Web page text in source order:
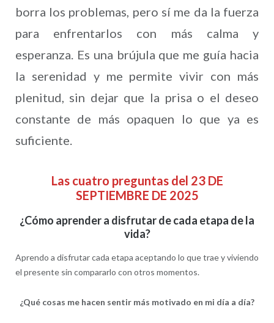
borra los problemas, pero sí me da la fuerza
para enfrentarlos con más calma y
esperanza. Es una brújula que me guía hacia
la serenidad y me permite vivir con más
plenitud, sin dejar que la prisa o el deseo
constante de más opaquen lo que ya es
suficiente.
Las cuatro preguntas del 23 DE
SEPTIEMBRE DE 2025
¿Cómo aprender a disfrutar de cada etapa de la
vida?
Aprendo a disfrutar cada etapa aceptando lo que trae y viviendo
el presente sin compararlo con otros momentos.
¿Qué cosas me hacen sentir más motivado en mi día a día?